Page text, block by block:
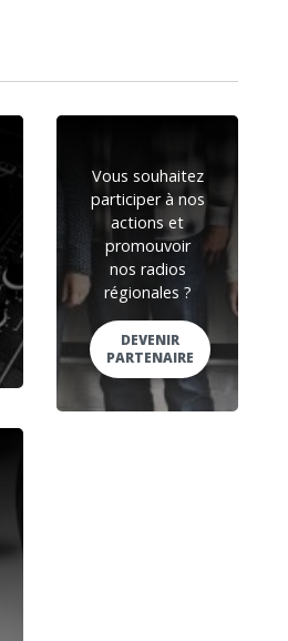
Vous souhaitez
participer à nos
actions et
promouvoir
nos radios
régionales ?
DEVENIR
PARTENAIRE